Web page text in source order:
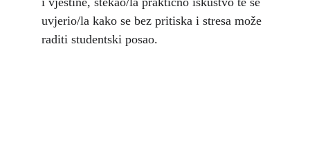
uvjerio/la kako se bez pritiska i stresa može
raditi studentski posao.